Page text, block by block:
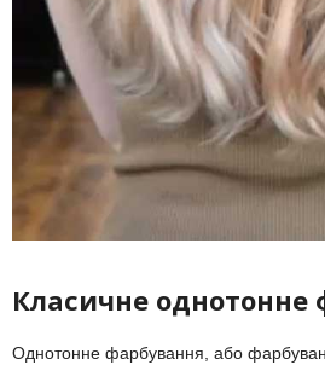
Класичне однотонне
Однотонне фарбування, або